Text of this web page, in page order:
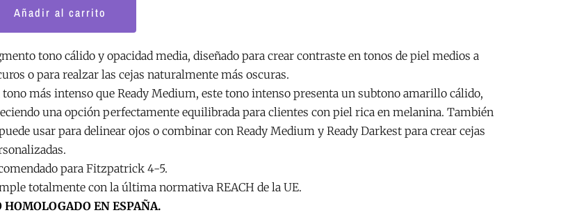
Añadir al carrito
tono cálido y opacidad media, diseñado para crear contraste en tonos de piel medios a
o para realzar las cejas naturalmente más oscuras.
tono más intenso que Ready Medium, este tono intenso presenta un subtono amarillo cálido,
una opción perfectamente equilibrada para clientes con piel rica en melanina. También
usar para delinear ojos o combinar con Ready Medium y Ready Darkest para crear cejas
para Fitzpatrick 4-5.
totalmente con la última normativa REACH de la UE.
HOMOLOGADO EN ESPAÑA.